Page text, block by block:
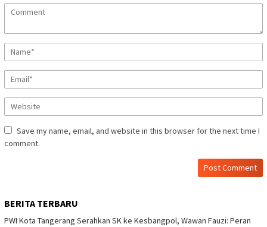
Save my name, email, and website in this browser for the next time I
comment.
BERITA TERBARU
PWI Kota Tangerang Serahkan SK ke Kesbangpol, Wawan Fauzi: Peran